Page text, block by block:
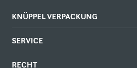
KNÜPPEL VERPACKUNG
SERVICE
RECHT